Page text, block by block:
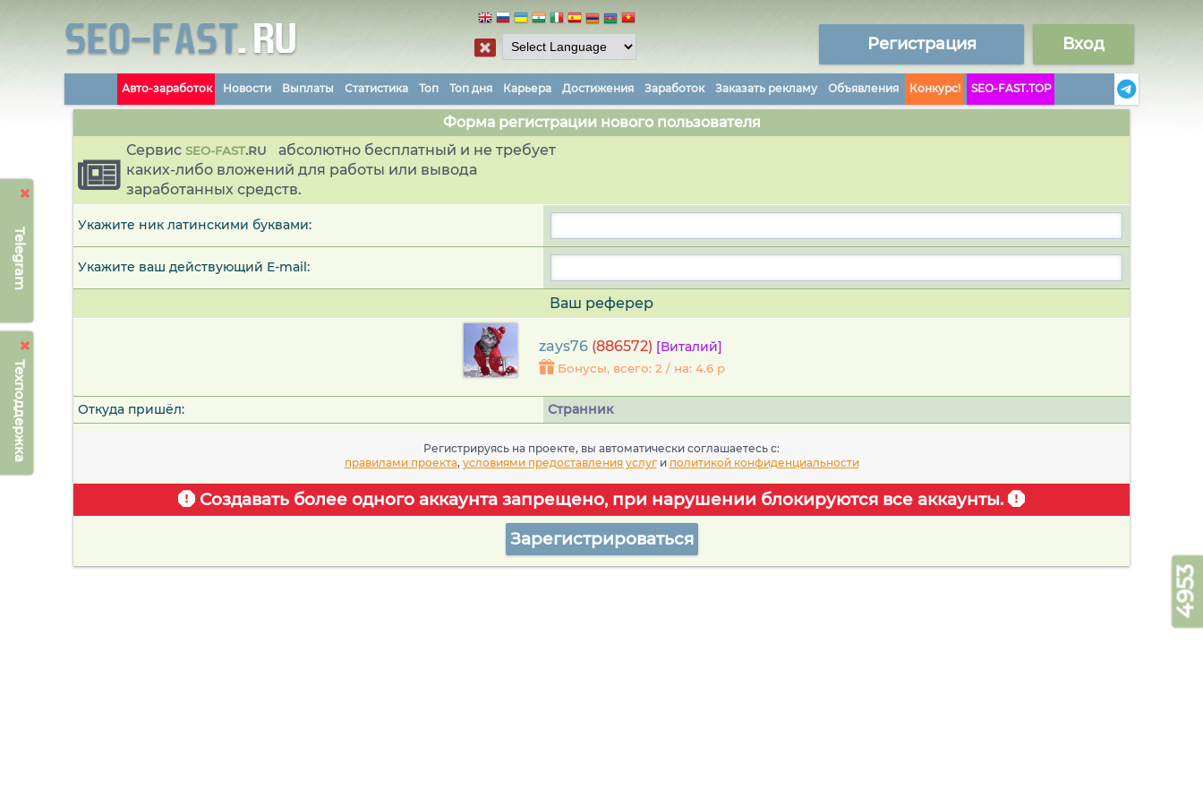
Telegram
Техподдержка
Регистрация Вход
Авто-заработок Новости Выплаты Статистика Топ Топ дня Карьера Достижения Заработок Заказать рекламу Объявления Конкурс! SEO-FAST.TOP
Форма регистрации нового пользователя
Сервис SEO-FAST.RU
абсолютно бесплатный и не требует
каких-либо вложений для работы или вывода
заработанных средств.
Укажите ник латинскими буквами:
Укажите ваш действующий E-mail:
Ваш реферер
zays76 (886572) [Виталий]
Бонусы, всего: 2 / на: 4.6 р
Откуда пришёл: Странник
Регистрируясь на проекте, вы автоматически соглашаетесь c:
правилами проекта, условиями предоставления услуги политикой конфиденциальности
Создавать более одного аккаунта запрещено, при нарушении блокируются все аккаунты.
Зарегистрироваться
4953